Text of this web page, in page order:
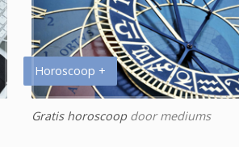
Horoscoop +
Gratis horoscoopdoor mediums